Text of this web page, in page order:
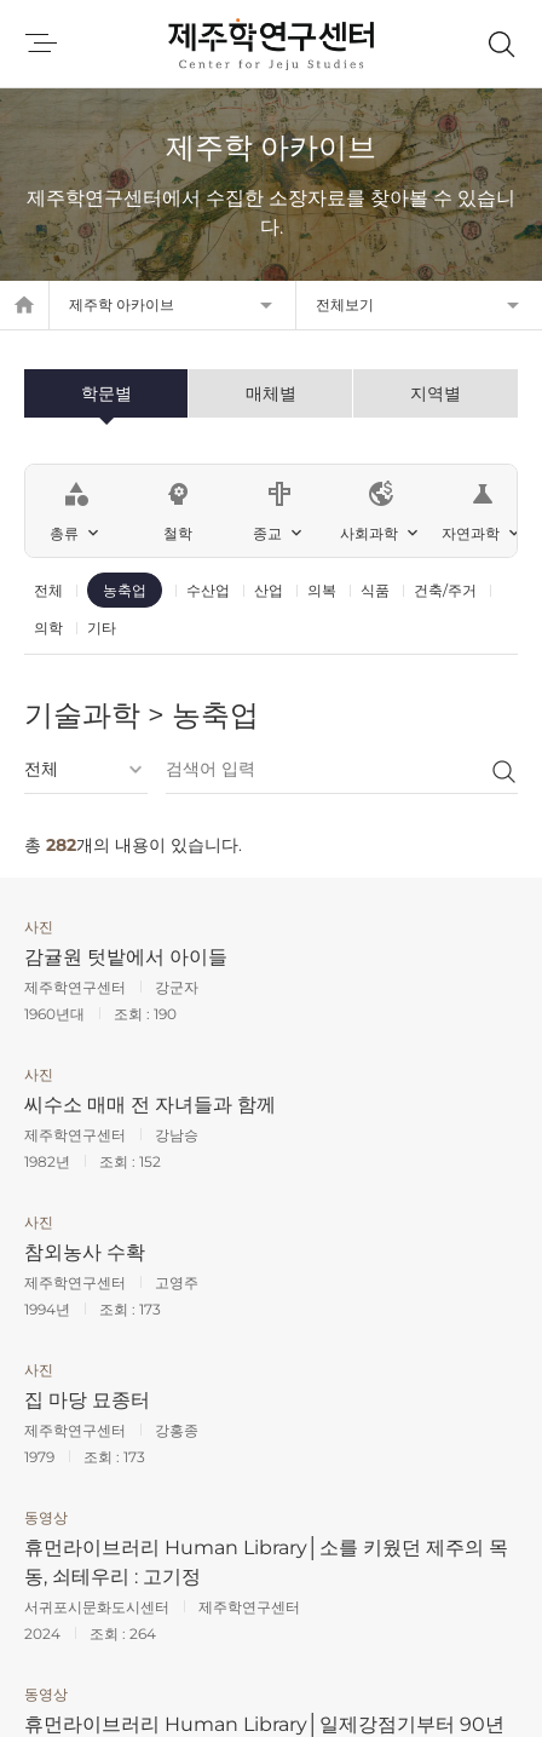
제주학 아카이브
제주학연구센터에서 수집한 소장자료를 찾아볼 수 있습니
다.
home 제주학 아카이브 전체보기
학문별 매체별 지역별
category
총류
psychology
철학 종교 사회과학
science
자연과학
전체 농축업 수산업 산업 의복 식품 건축/주거
의학 기타
기술과학 > 농축업
총 282개의 내용이 있습니다.
사진
감귤원 텃밭에서 아이들
제주학연구센터
강군자
1960년대
조회 : 190
사진
씨수소 매매 전 자녀들과 함께
제주학연구센터
강남승
1982년
조회 : 152
사진
참외농사 수확
제주학연구센터
고영주
1994년
조회 : 173
사진
집 마당 묘종터
제주학연구센터
강홍종
1979
조회 : 173
동영상
휴먼라이브러리 Human Library│소를 키웠던 제주의 목
동, 쇠테우리 : 고기정
서귀포시문화도시센터
제주학연구센터
2024
조회 : 264
동영상
휴먼라이브러리 Human Library│일제강점기부터 90년